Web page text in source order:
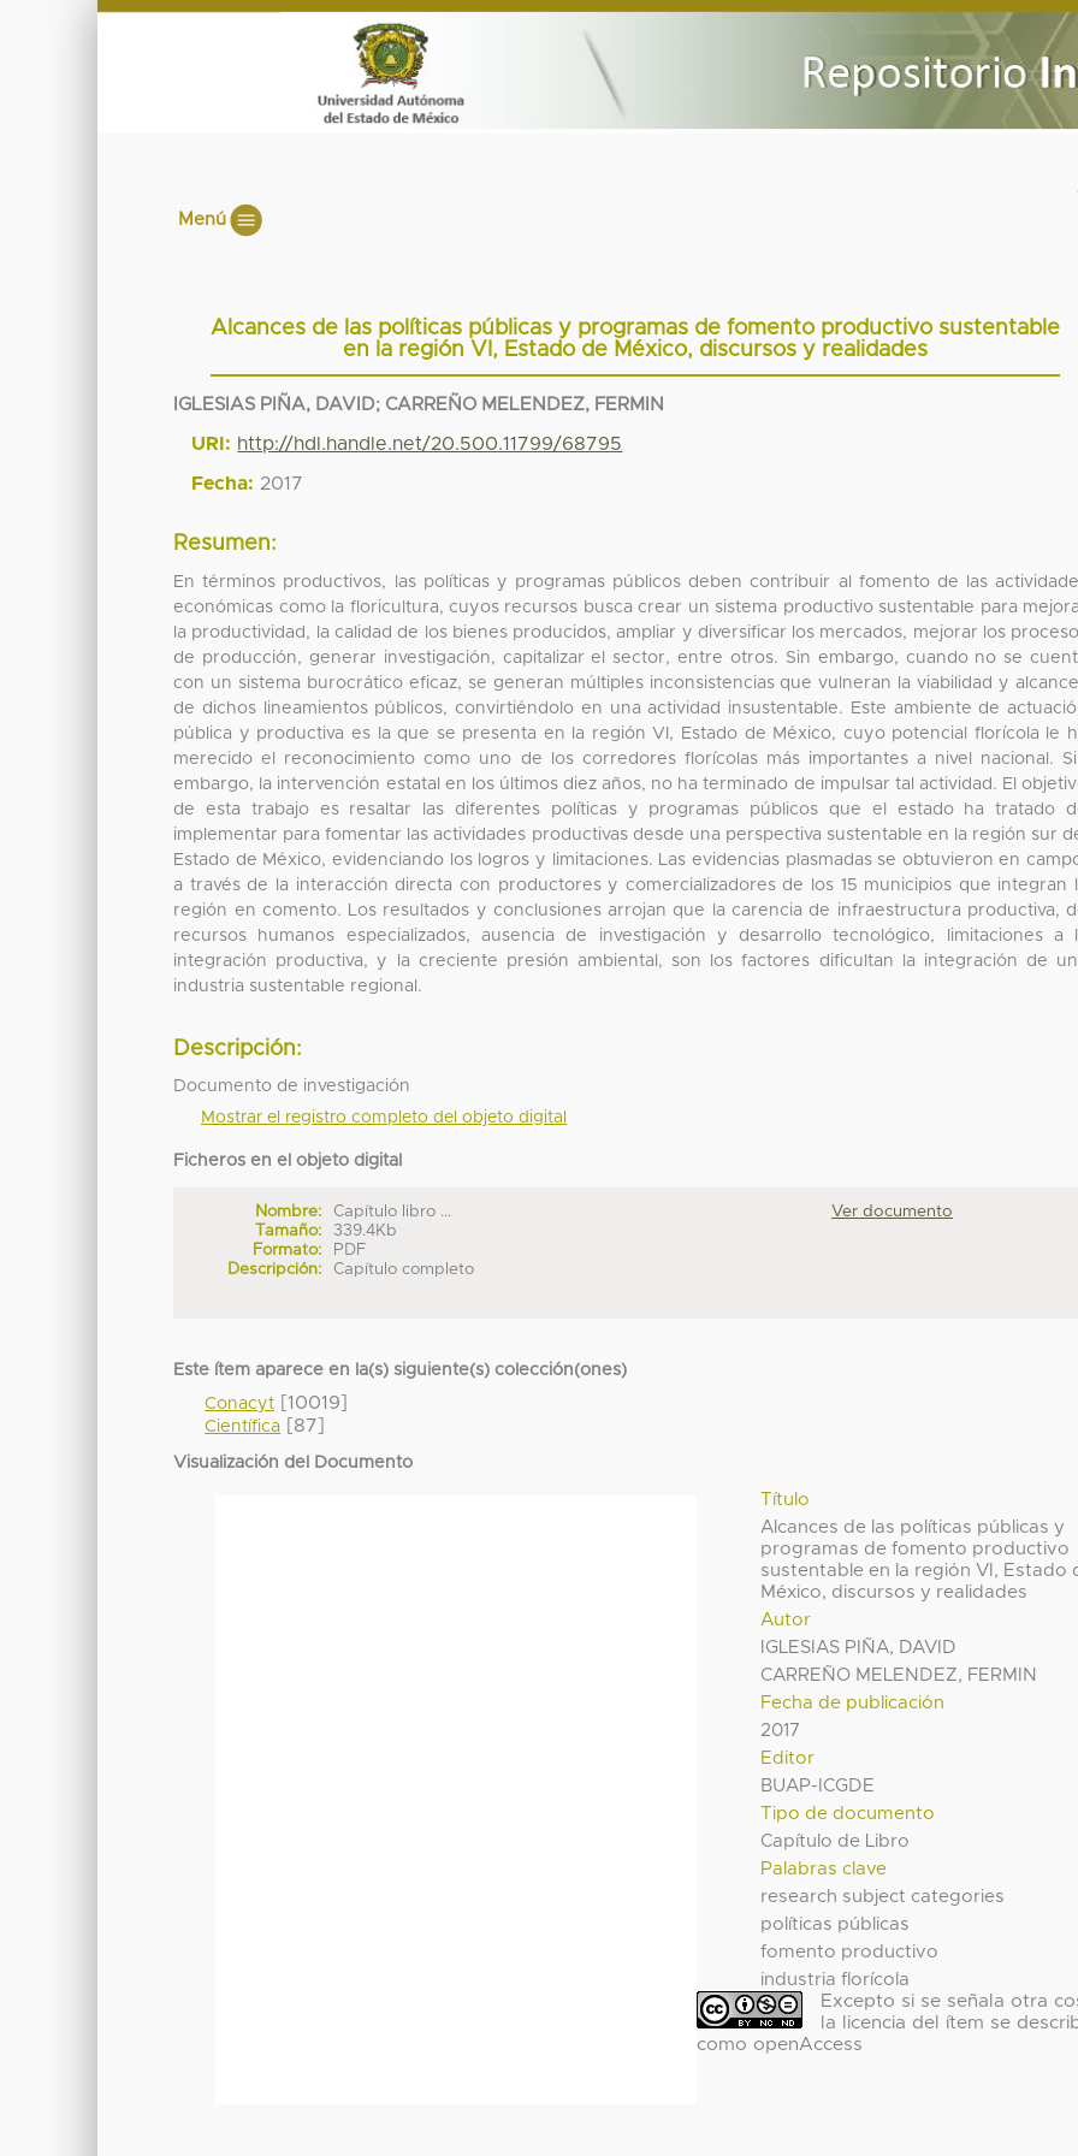
Menú
Alcances de las políticas públicas y programas de fomento productivo sustentable
en la región VI, Estado de México, discursos y realidades
IGLESIAS PIÑA, DAVID; CARREÑO MELENDEZ, FERMIN
URI: http://hdl.handle.net/20.500.11799/68795
Fecha: 2017
Resumen:
En términos productivos, las políticas y programas públicos deben contribuir al fomento de las
económicas como la floricultura, cuyos recursos busca crear un sistema productivo sustentable para
la productividad, la calidad de los bienes producidos, ampliar y diversificar los mercados, mejorar los
de producción, generar investigación, capitalizar el sector, entre otros. Sin embargo, cuando no se
con un sistema burocrático eficaz, se generan múltiples inconsistencias que vulneran la viabilidad y
de dichos lineamientos públicos, convirtiéndolo en una actividad insustentable. Este ambiente de
pública y productiva es la que se presenta en la región VI, Estado de México, cuyo potencial florícola le
merecido el reconocimiento como uno de los corredores florícolas más importantes a nivel nacional.
embargo, la intervención estatal en los últimos diez años, no ha terminado de impulsar tal actividad. El
de esta trabajo es resaltar las diferentes políticas y programas públicos que el estado ha tratado
implementar para fomentar las actividades productivas desde una perspectiva sustentable en la región sur
Estado de México, evidenciando los logros y limitaciones. Las evidencias plasmadas se obtuvieron en
a través de la interacción directa con productores y comercializadores de los 15 municipios que integran
región en comento. Los resultados y conclusiones arrojan que la carencia de infraestructura productiva,
recursos humanos especializados, ausencia de investigación y desarrollo tecnológico, limitaciones a
integración productiva, y la creciente presión ambiental, son los factores dificultan la integración de
industria sustentable regional.
Descripción:
Documento de investigación
Mostrar el registro completo del objeto digital
Ficheros en el objeto digital
Nombre:
Capítulo libro ...
Tamaño:
339.4Kb
Formato:
PDF
Descripción:
Capítulo completo
Ver documento
Este ítem aparece en la(s) siguiente(s) colección(ones)
Conacyt [10019]
Científica [87]
Visualización del Documento
Título
Alcances de las políticas públicas y
programas de fomento productivo
sustentable en la región VI, Estado
México, discursos y realidades
Autor
IGLESIAS PIÑA, DAVID
CARREÑO MELENDEZ, FERMIN
Fecha de publicación
2017
Editor
BUAP-ICGDE
Tipo de documento
Capítulo de Libro
Palabras clave
research subject categories
políticas públicas
fomento productivo
industria florícola
Excepto si se señala otra
la licencia del ítem se
como openAccess